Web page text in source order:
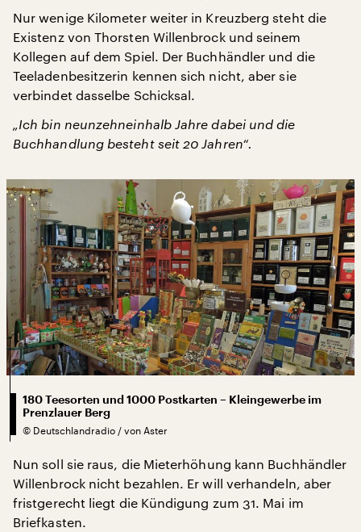
Nur wenige Kilometer weiter in Kreuzberg steht die
Existenz von Thorsten Willenbrock und seinem
Kollegen auf dem Spiel. Der Buchhändler und die
Teeladenbesitzerin kennen sich nicht, aber sie
verbindet dasselbe Schicksal.
„Ich bin neunzehneinhalb Jahre dabei und die
Buchhandlung besteht seit 20 Jahren“.
180 Teesorten und 1000 Postkarten – Kleingewerbe im
Prenzlauer Berg
© Deutschlandradio / von Aster
Nun soll sie raus, die Mieterhöhung kann Buchhändler
Willenbrock nicht bezahlen. Er will verhandeln, aber
fristgerecht liegt die Kündigung zum 31. Mai im
Briefkasten.